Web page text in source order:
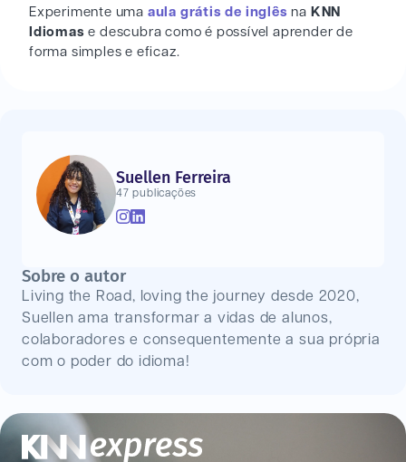
Experimente uma aula grátis de inglês na KNN
Idiomas e descubra como é possível aprender de
forma simples e eficaz.
Suellen Ferreira
47 publicações
Sobre o autor
Living the Road, loving the journey desde 2020,
Suellen ama transformar a vidas de alunos,
colaboradores e consequentemente a sua própria
com o poder do idioma!